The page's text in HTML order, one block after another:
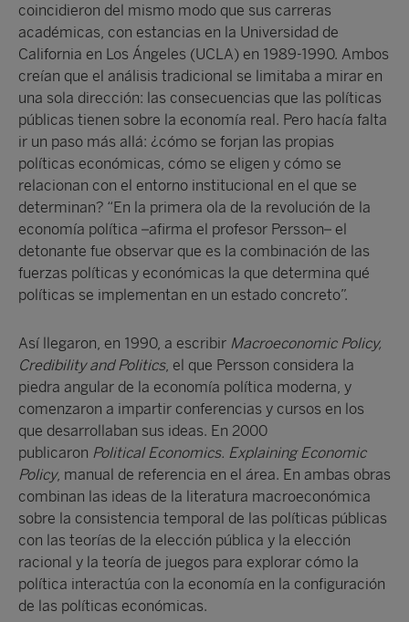
coincidieron del mismo modo que sus carreras
académicas, con estancias en la Universidad de
California en Los Ángeles (UCLA) en 1989-1990. Ambos
creían que el análisis tradicional se limitaba a mirar en
una sola dirección: las consecuencias que las políticas
públicas tienen sobre la economía real. Pero hacía falta
ir un paso más allá: ¿cómo se forjan las propias
políticas económicas, cómo se eligen y cómo se
relacionan con el entorno institucional en el que se
determinan? “En la primera ola de la revolución de la
economía política –afirma el profesor Persson– el
detonante fue observar que es la combinación de las
fuerzas políticas y económicas la que determina qué
políticas se implementan en un estado concreto”.
Así llegaron, en 1990, a escribir Macroeconomic Policy,
Credibility and Politics, el que Persson considera la
piedra angular de la economía política moderna, y
comenzaron a impartir conferencias y cursos en los
que desarrollaban sus ideas. En 2000
publicaron Political Economics. Explaining Economic
Policy, manual de referencia en el área. En ambas obras
combinan las ideas de la literatura macroeconómica
sobre la consistencia temporal de las políticas públicas
con las teorías de la elección pública y la elección
racional y la teoría de juegos para explorar cómo la
política interactúa con la economía en la configuración
de las políticas económicas.